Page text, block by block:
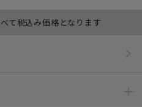
て税込み価格となります